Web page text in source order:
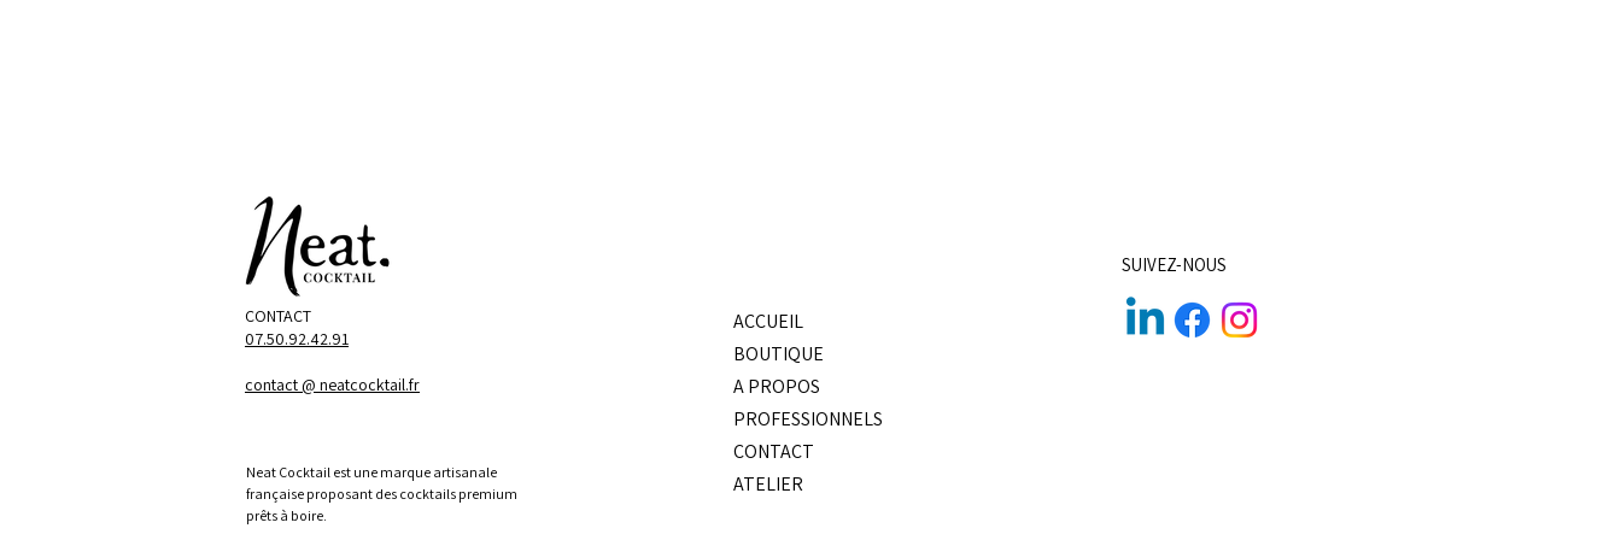
CONTACT
07.50.92.42.91
contact @ neatcocktail.fr
Neat Cocktail est une marque artisanale
française proposant des cocktails premium
prêts à boire.
ACCUEIL
BOUTIQUE
A PROPOS
PROFESSIONNELS
CONTACT
ATELIER
SUIVEZ-NOUS